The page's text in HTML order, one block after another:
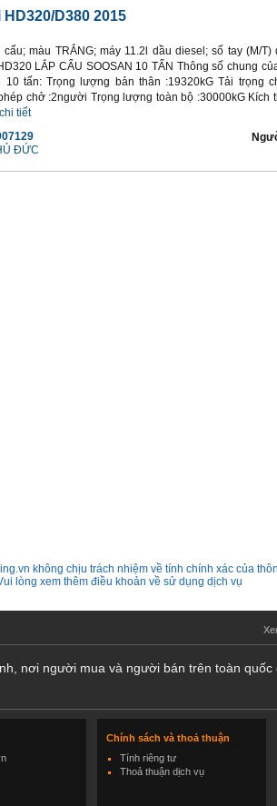
HD320/D380 2015
cẩu; màu TRẮNG; máy 11.2l dầu diesel; số tay (M/
LẮP CẨU SOOSAN 10 TẤN Thông số chung
10 tấn: Trọng lượng bản thân :19320kG Tải trọng
chở :2người Trọng lượng toàn bộ :30000kG Kích
chi tiết
ĐỨC
không chịu trách nhiệm về tính chính xác của
lòng xem thêm điều khoản về sử dụng dịch vụ
nơi người mua và người bán trên toàn quốc
Chính sách và thoả thuận
Tính riêng tư
Thoả thuận dịch vụ